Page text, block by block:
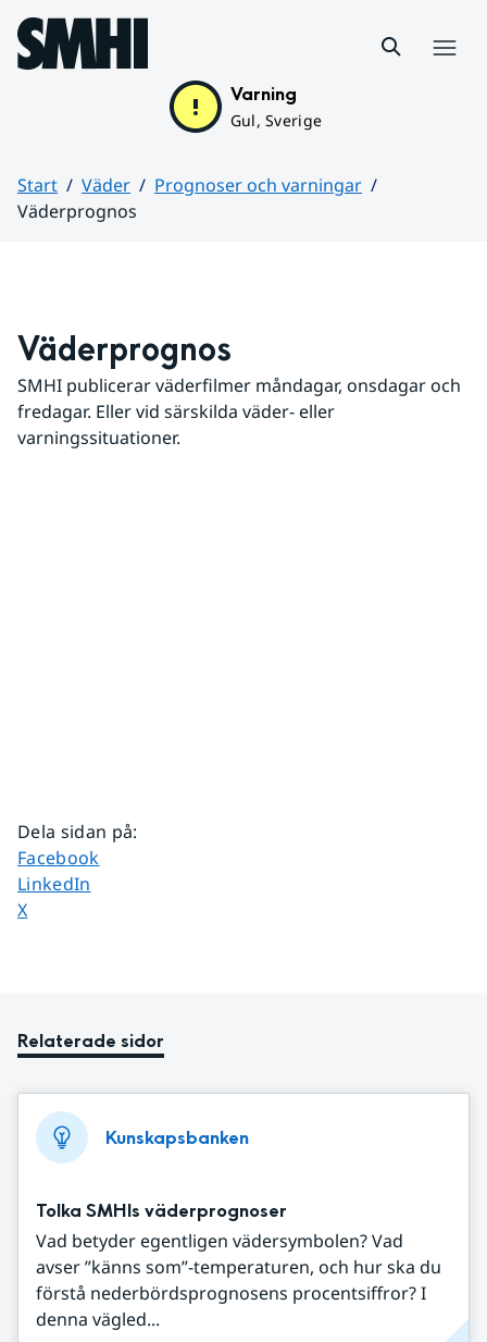
Hoppa till sidans innehåll
Varning
Gul, Sverige
Start Väder
Prognoser och varningar
Väderprognos
Väderprognos
SMHI publicerar väderfilmer måndagar, onsdagar och
fredagar. Eller vid särskilda väder- eller
varningssituationer.
Dela sidan på:
Dela sidan på
Facebook
Dela sidan på
LinkedIn
Dela sidan på
X
Relaterade sidor
Kunskapsbanken
Tolka SMHIs väderprognoser
Vad betyder egentligen vädersymbolen? Vad
avser ”känns som”-temperaturen, och hur ska du
förstå nederbördsprognosens procentsiffror? I
denna vägled...